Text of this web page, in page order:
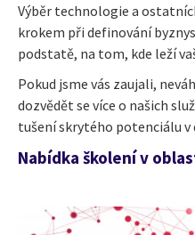
Výběr technologie a
krokem při definování
podstatě, na tom, kde leží
Pokud jsme vás zaujali,
dozvědět se více o našich
tušení skrytého potenciálu
Nabídka školení v